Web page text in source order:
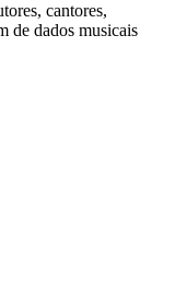
cantores,
de dados musicais